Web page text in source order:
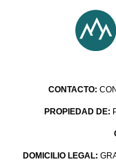
CONTACTO:
PROPIEDAD DE:
DOMICILIO LEGAL: